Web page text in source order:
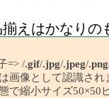
=> /.gif/.jpg/.jpeg/.png
画像として認識され
で縮小サイズ50×50